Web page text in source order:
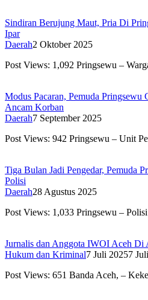
Sindiran Berujung Maut, Pria Di
Ipar
Daerah2 Oktober 2025
Post Views: 1,092 Pringsewu –
Modus Pacaran, Pemuda
Ancam Korban
Daerah7 September 2025
Post Views: 942 Pringsewu – Unit
Tiga Bulan Jadi Pengedar, Pemuda
Polisi
Daerah28 Agustus 2025
Post Views: 1,033 Pringsewu –
Jurnalis dan Anggota IWOI Aceh Di
Hukum dan Kriminal7 Juli 20257
Post Views: 651 Banda Aceh, –